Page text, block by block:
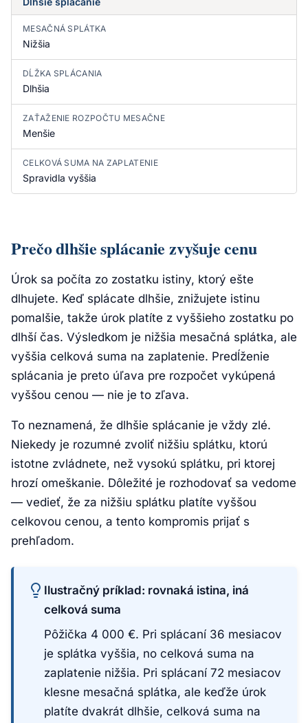
MESAČNÁ SPLÁTKA
Nižšia
DĹŽKA SPLÁCANIA
Dlhšia
ZAŤAŽENIE ROZPOČTU MESAČNE
Menšie
CELKOVÁ SUMA NA ZAPLATENIE
Spravidla vyššia
Prečo dlhšie splácanie zvyšuje cenu
Úrok sa počíta zo zostatku istiny, ktorý ešte
dlhujete. Keď splácate dlhšie, znižujete istinu
pomalšie, takže úrok platíte z vyššieho zostatku po
dlhší čas. Výsledkom je nižšia mesačná splátka, ale
vyššia celková suma na zaplatenie. Predĺženie
splácania je preto úľava pre rozpočet vykúpená
vyššou cenou — nie je to zľava.
To neznamená, že dlhšie splácanie je vždy zlé.
Niekedy je rozumné zvoliť nižšiu splátku, ktorú
istotne zvládnete, než vysokú splátku, pri ktorej
hrozí omeškanie. Dôležité je rozhodovať sa vedome
— vedieť, že za nižšiu splátku platíte vyššou
celkovou cenou, a tento kompromis prijať s
prehľadom.
Ilustračný príklad: rovnaká istina, iná
celková suma
Pôžička 4 000 €. Pri splácaní 36 mesiacov
je splátka vyššia, no celková suma na
zaplatenie nižšia. Pri splácaní 72 mesiacov
klesne mesačná splátka, ale keďže úrok
platíte dvakrát dlhšie, celková suma na